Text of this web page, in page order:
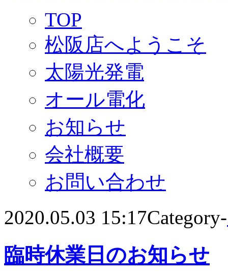
TOP
松阪店へようこそ
太陽光発電
オール電化
お知らせ
会社概要
お問い合わせ
2020.05.03 15:17Category-
臨時休業日のお知らせ